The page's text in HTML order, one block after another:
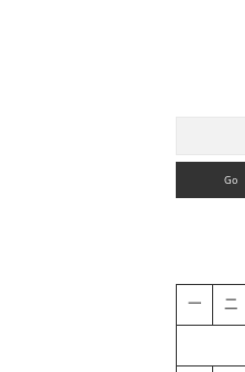
i
e
a
一 二